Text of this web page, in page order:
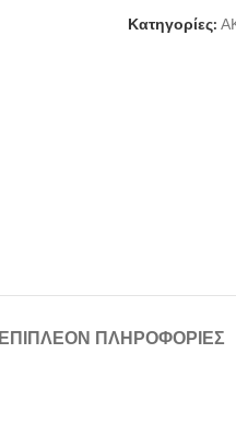
Κατηγορίες:
ΕΠΙΠΛΈΟΝ ΠΛΗΡΟΦΟΡΊΕΣ